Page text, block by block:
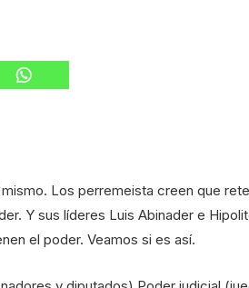
Los perremeista creen que
Y sus líderes Luis Abinader e
el poder. Veamos si es así.